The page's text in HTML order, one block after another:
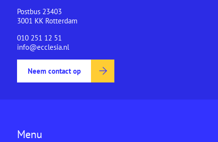
Postbus 23403
3001 KK Rotterdam
010 251 12 51
info@ecclesia.nl
Neem contact op
Menu